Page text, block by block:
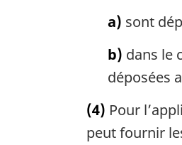
a) sont
b) dans le
déposées
(4) Pour
peut fournir